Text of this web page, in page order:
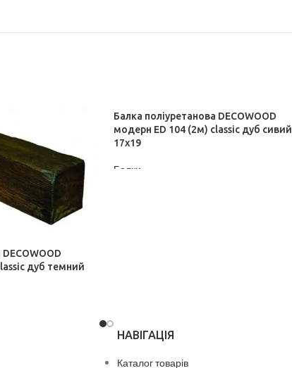
дуб темний
Балка поліуретанова DECOWOOD
модерн ED 104 (2м) classic дуб сивий
17х19
Балки
НАВІГАЦІЯ
Каталог товарів